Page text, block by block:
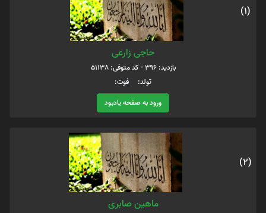
(1)
حاجی زارعی
بازدید: 396 - کد متوفی: 51138
تولد: فوت:
ورود به صفحه یادبود
(2)
ماهین صابری